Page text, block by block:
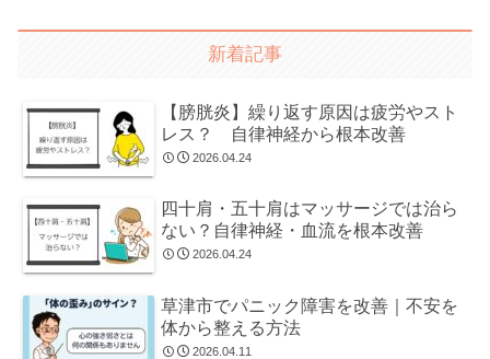
新着記事
【膀胱炎】繰り返す原因は疲労やスト
レス？ 自律神経から根本改善
2026.04.24
四十肩・五十肩はマッサージでは治ら
ない？自律神経・血流を根本改善
2026.04.24
草津市でパニック障害を改善｜不安を
体から整える方法
2026.04.11